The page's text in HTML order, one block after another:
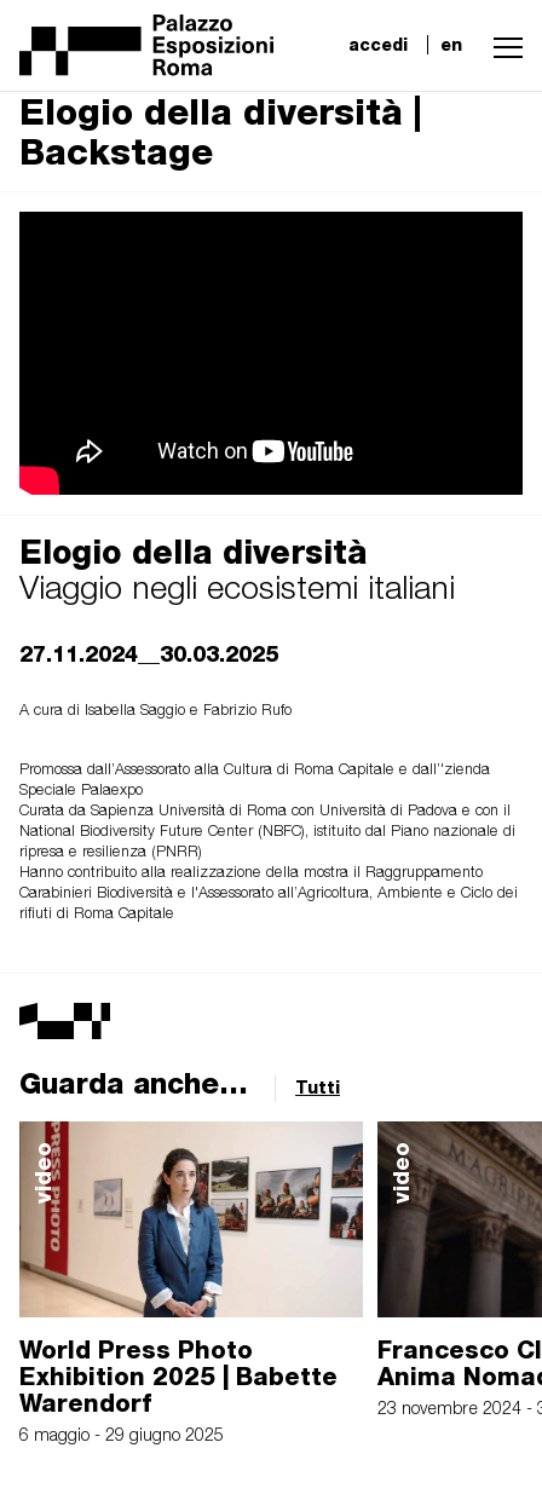
accedi en
Elogio della diversità |
Backstage
Elogio della diversità
Viaggio negli ecosistemi italiani
27.11.2024__30.03.2025
A cura di Isabella Saggio e Fabrizio Rufo
Promossa dall’Assessorato alla Cultura di Roma Capitale e dall’'zienda
Speciale Palaexpo
Curata da Sapienza Università di Roma con Università di Padova e con il
National Biodiversity Future Center (NBFC), istituito dal Piano nazionale di
ripresa e resilienza (PNRR)
Hanno contribuito alla realizzazione della mostra il Raggruppamento
Carabinieri Biodiversità e l'Assessorato all’Agricoltura, Ambiente e Ciclo dei
rifiuti di Roma Capitale
Guarda anche... Tutti
video
World Press Photo
Exhibition 2025 | Babette
Warendorf
6 maggio - 29 giugno 2025
video
Francesco
Anima
23 novembre 2024 -